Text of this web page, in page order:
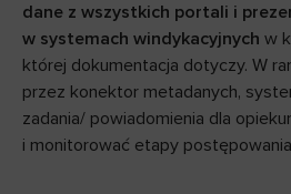
dane z wszystkich portali i
w systemach windykacyjnych w
której dokumentacja dotyczy. W
przez konektor metadanych,
zadania/ powiadomienia dla
i monitorować etapy